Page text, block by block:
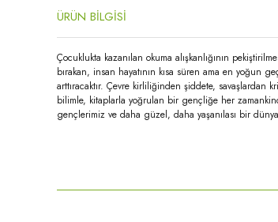
ÜRÜN BİLGİSİ
Çocuklukta kazanılan okuma alışkanlığının
bırakan, insan hayatının kısa süren ama en yoğun
arttıracaktır. Çevre kirliliğinden şiddete,
bilimle, kitaplarla yoğrulan bir gençliğe her
gençlerimiz ve daha güzel, daha yaşanılası bir